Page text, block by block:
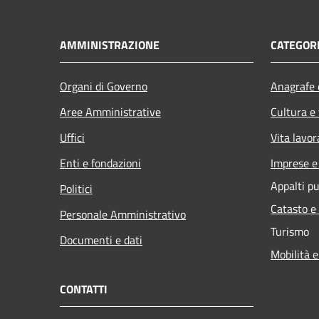
AMMINISTRAZIONE
Organi di Governo
Aree Amministrative
Uffici
Enti e fondazioni
Politici
Personale Amministrativo
Documenti e dati
Cultura
Vita
Imprese
Appalti
Catasto
Turismo
Mobilità
CONTATTI